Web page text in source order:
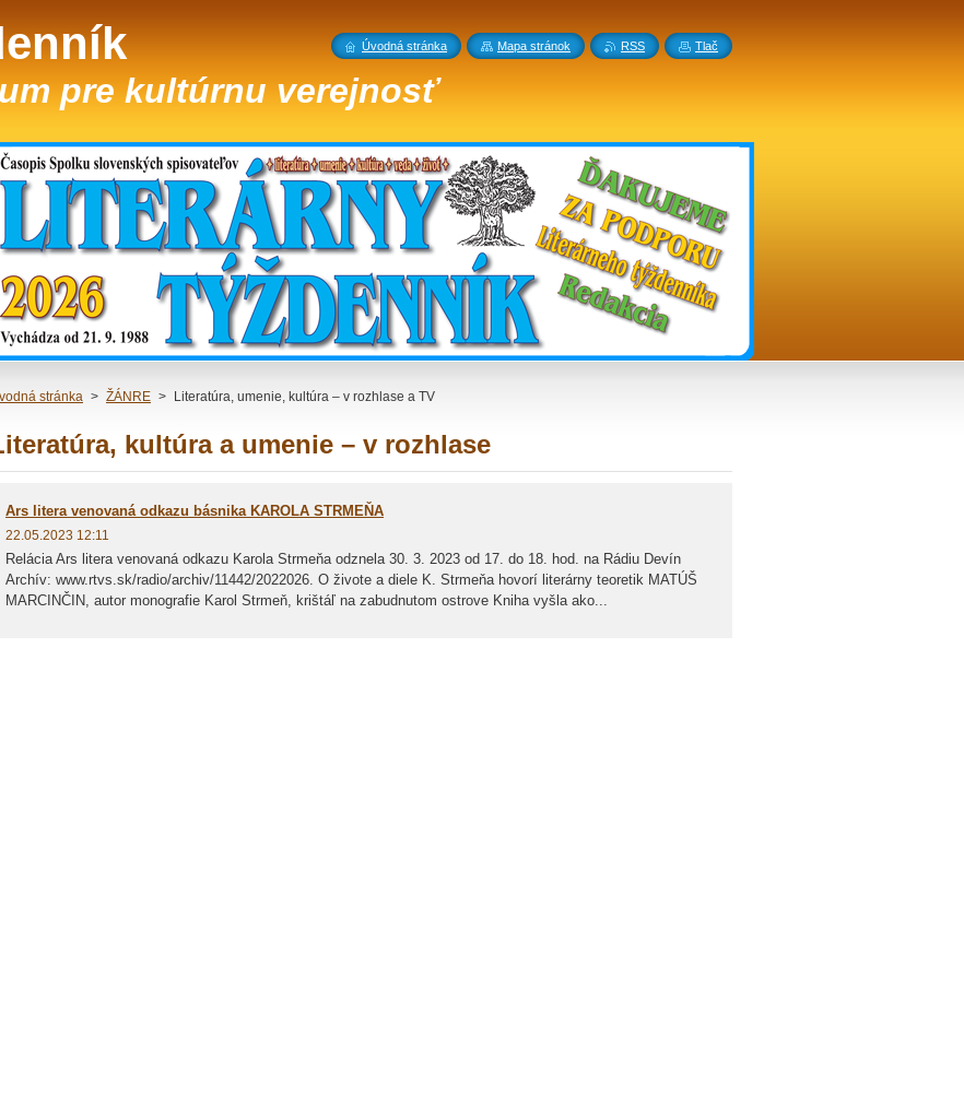
pre kultúrnu verejnosť
stránka > ŽÁNRE > Literatúra, umenie, kultúra – v rozhlase a TV
kultúra a umenie – v rozhlase
Ars litera venovaná odkazu básnika KAROLA STRMEŇA
22.05.2023 12:11
Relácia Ars litera venovaná odkazu Karola Strmeňa odznela 30. 3. 2023 od 17. do 18. hod. na Rádiu Devín
Archív: www.rtvs.sk/radio/archiv/11442/2022026. O živote a diele K. Strmeňa hovorí literárny teoretik MATÚŠ
MARCINČIN, autor monografie Karol Strmeň, krištáľ na zabudnutom ostrove Kniha vyšla ako...
Úvodná stránka Mapa stránok RSS Tlač